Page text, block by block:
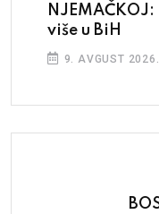
više u BiH
9. AVGUST 2026.